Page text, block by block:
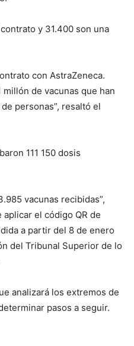
y 31.400 son una
con AstraZeneca.
millón de vacunas que han
personas”, resaltó el
111 150 dosis
vacunas recibidas”,
el código QR de
a partir del 8 de enero
del Tribunal Superior de lo
analizará los extremos de
pasos a seguir.